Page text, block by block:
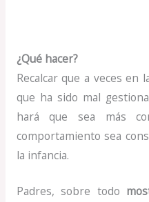
¿Qué hacer?
Recalcar que a veces en
que ha sido mal
hará que sea más
comportamiento sea
la infancia.
Padres, sobre todo